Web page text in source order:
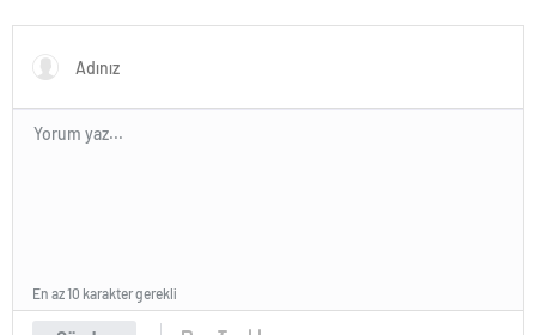
En az 10 karakter gerekli